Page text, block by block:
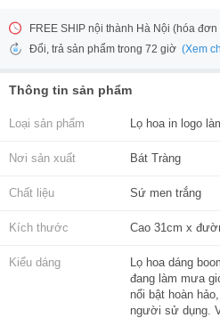
FREE SHIP nội thành Hà Nội (hóa
Đổi, trả sản phẩm trong 72 giờ (Xem
Thông tin sản phẩm
Loại sản phẩm Lọ hoa in logo
Nơi sản xuất Bát Tràng
Chất liệu Sứ men trắng
Kích thước Cao 31cm x
Kiểu dáng
Lọ hoa dáng
đang làm mưa
nổi bật hoàn
người sử dụng.